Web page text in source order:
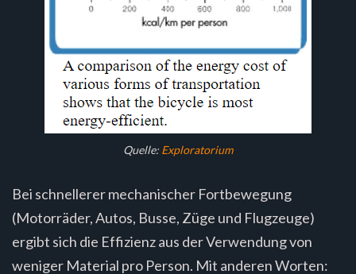
Quelle: Exploratorium
Bei schnellerer mechanischer Fortbewegung
(Motorräder, Autos, Busse, Züge und Flugzeuge)
ergibt sich die Effizienz aus der Verwendung von
weniger Material pro Person. Mit anderen Worten: